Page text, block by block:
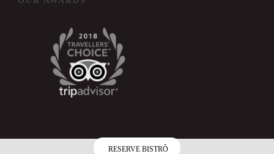
RESERVE BISTRÔ